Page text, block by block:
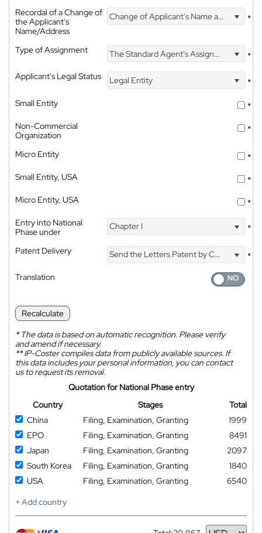
Recordal of a Change of
the Applicant's
Name/Address
Change of Applicant's Name and Address *
Type of Assignment The Standard Agent's Assignment
*
Applicant's Legal Status
Legal Entity
*
Small Entity
*
Non-Commercial
Organization
*
Micro Entity
*
Small Entity, USA
*
Micro Entity, USA
*
Entry into National
Phase under
Chapter I *
Patent Delivery Send the Letters Patent by Courier
*
Translation
Recalculate
*The data is based on automatic recognition. Please verify
and amend if necessary.
**IP-Coster compiles data from publicly available sources. If
this data includes your personal information, you can contact
us to request its removal.
Quotation for National Phase entry
Country
Stages
Total
China
Filing, Examination, Granting
1999
EPO
Filing, Examination, Granting
8491
Japan
Filing, Examination, Granting
2097
South Korea
Filing, Examination, Granting
1840
USA
Filing, Examination, Granting
6540
+ Add country